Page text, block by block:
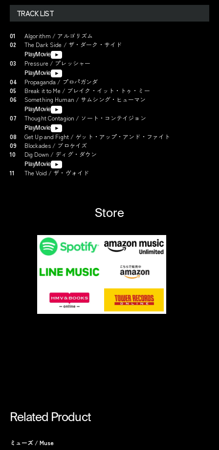
TRACK LIST
01
Algorithm / アルゴリズム
02
The Dark Side / ザ・ダーク・サイド
PlayMovie
03 Pressure / プレッシャー
PlayMovie
04
Propaganda / プロパガンダ
05
Break it to Me / ブレイク・イット・トゥ・ミー
06
Something Human / サムシング・ヒューマン
PlayMovie
07 Thought Contagion / ソート・コンテイジョン
PlayMovie
08
Get Up and Fight / ゲット・アップ・アンド・ファイト
09
Blockades / ブロケイズ
10
Dig Down / ディグ・ダウン
PlayMovie
11 The Void / ザ・ヴォイド
Store
Related Product
ミューズ / Muse